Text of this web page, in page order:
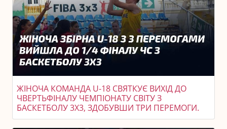
ЖІНОЧА КОМАНДА U-18 СВЯТКУЄ ВИХІД ДО
ЧВЕРТЬФІНАЛУ ЧЕМПІОНАТУ СВІТУ З
БАСКЕТБОЛУ 3X3, ЗДОБУВШИ ТРИ ПЕРЕМОГИ.